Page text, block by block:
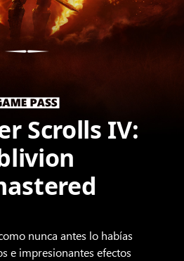
Scrolls IV:
nunca antes lo habías
e impresionantes efectos